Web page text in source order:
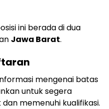
ini berada di dua
Jawa Barat.
mengenai batas
untuk segera
memenuhi kualifikasi.